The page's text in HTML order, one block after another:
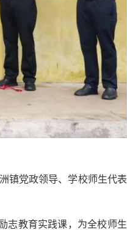
镇党政领导、学校师生代表
志教育实践课，为全校师生